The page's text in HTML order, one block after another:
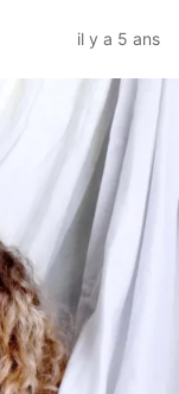
il y a 5 ans